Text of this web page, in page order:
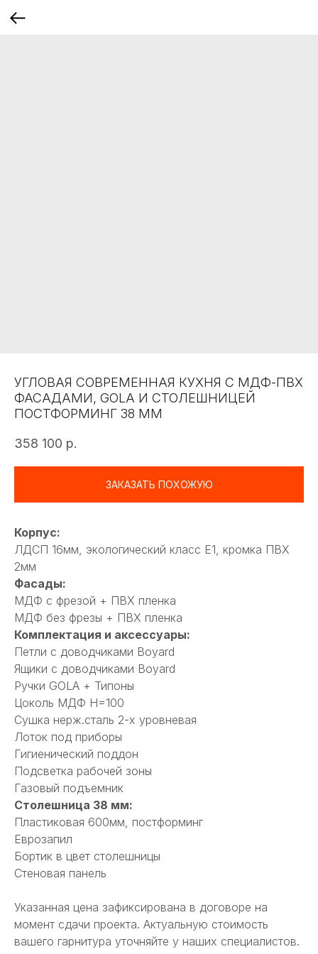
УГЛОВАЯ СОВРЕМЕННАЯ КУХНЯ С МДФ-ПВХ
ФАСАДАМИ, GOLA И СТОЛЕШНИЦЕЙ
ПОСТФОРМИНГ 38 ММ
358 100 р.
ЗАКАЗАТЬ ПОХОЖУЮ
Корпус:
ЛДСП 16мм, экологический класс Е1, кромка ПВХ
2мм
Фасады:
МДФ с фрезой + ПВХ пленка
МДФ без фрезы + ПВХ пленка
Комплектация и аксессуары:
Петли с доводчиками Boyard
Ящики с доводчиками Boyard
Ручки GOLA + Типоны
Цоколь МДФ Н=100
Сушка нерж.сталь 2-х уровневая
Лоток под приборы
Гигиенический поддон
Подсветка рабочей зоны
Газовый подъемник
Столешница 38 мм:
Пластиковая 600мм, постформинг
Еврозапил
Бортик в цвет столешницы
Стеновая панель
Указанная цена зафиксирована в договоре на
момент сдачи проекта. Актуальную стоимость
вашего гарнитура уточняйте у наших специалистов.